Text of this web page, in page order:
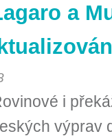
a
i
výprav